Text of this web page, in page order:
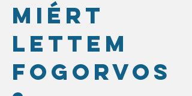
Miért
lettem
fogorvos